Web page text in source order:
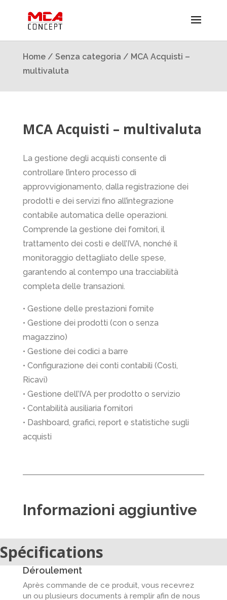
Home/ Senza categoria / MCA Acquisti –
multivaluta
MCA Acquisti – multivaluta
La gestione degli acquisti consente di
controllare l’intero processo di
approvvigionamento, dalla registrazione dei
prodotti e dei servizi fino all’integrazione
contabile automatica delle operazioni.
Comprende la gestione dei fornitori, il
trattamento dei costi e dell’IVA, nonché il
monitoraggio dettagliato delle spese,
garantendo al contempo una tracciabilità
completa delle transazioni.
• Gestione delle prestazioni fornite
• Gestione dei prodotti (con o senza
magazzino)
• Gestione dei codici a barre
• Configurazione dei conti contabili (Costi,
Ricavi)
• Gestione dell’IVA per prodotto o servizio
• Contabilità ausiliaria fornitori
• Dashboard, grafici, report e statistiche sugli
acquisti
Informazioni aggiuntive
Spécifications
Déroulement
Après commande de ce produit, vous recevrez
un ou plusieurs documents à remplir afin de nous